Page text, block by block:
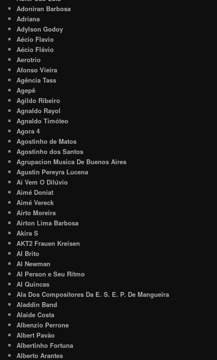
Adoniran Barbosa
Adriana
Adylson Godoy
Aécio Flavio
Aécio Flávio
Aerotrio
Afonso Vieira
Agência Tass
Agepê
Agildo Ribeiro
Agnaldo Rayol
Agnaldo Timóteo
Agora 4
Agostinho de Matos
Agostinho dos Santos
Agrupacion Musica De Buenos Aires
Agustin Pereyra Lucena
Aí Vem O Dilúvio
Aimé Doniat
Aimé Vereck
Airto Moreira
Airton Lima Barbosa
Akira S
AKT2 Frauen Kreisen
Al Brito
Al Newman
Al Person e Seu Ritmo
Al Quincas
Ala Dos Compositores Da E. S. E. P. De Mangueira
Aladdin Band
Alaide Costa
Albenzio Perrone
Albert Pavão
Albertinho Fortuna
Alberto Arantes